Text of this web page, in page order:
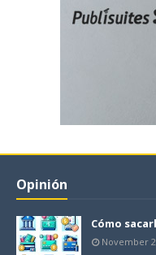
Opinión
Cómo
November